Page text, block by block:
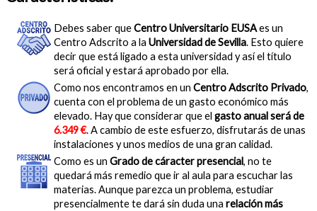
Debes saber queCentro Universitario EUSAes un
Centro Adscrito a la Universidad de Sevilla. Esto quiere
decir que está ligado a esta universidad y así el título
será oficial y estará aprobado por ella.
Como nos encontramos en un Centro Adscrito Privado,
cuenta con el problema de un gasto económico más
elevado. Hay que considerar que el gasto anual será de
6.349 €. A cambio de este esfuerzo, disfrutarás de unas
instalaciones y unos medios de una gran calidad.
Como es un Grado de cáracter presencial, no te
quedará más remedio que ir al aula para escuchar las
materias. Aunque parezca un problema, estudiar
presencialmente te dará sin duda una relación más